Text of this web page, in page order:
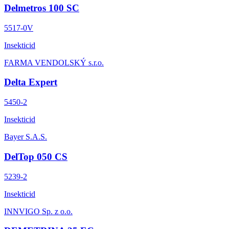
Delmetros 100 SC
5517-0V
Insekticid
FARMA VENDOLSKÝ s.r.o.
Delta Expert
5450-2
Insekticid
Bayer S.A.S.
DelTop 050 CS
5239-2
Insekticid
INNVIGO Sp. z o.o.